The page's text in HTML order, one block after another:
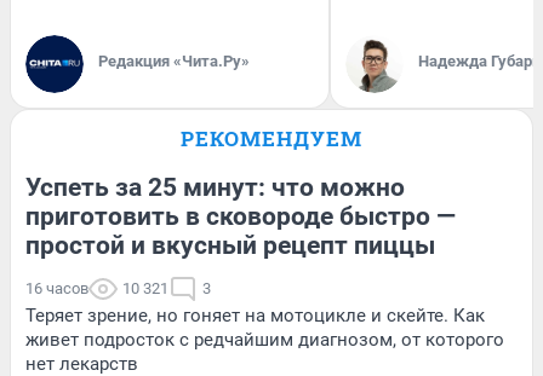
Редакция «Чита.Ру» Надежда Губарь
РЕКОМЕНДУЕМ
Успеть за 25 минут: что можно
приготовить в сковороде быстро —
простой и вкусный рецепт пиццы
16 часов 10 321 3
Теряет зрение, но гоняет на мотоцикле и скейте. Как
живет подросток с редчайшим диагнозом, от которого
нет лекарств